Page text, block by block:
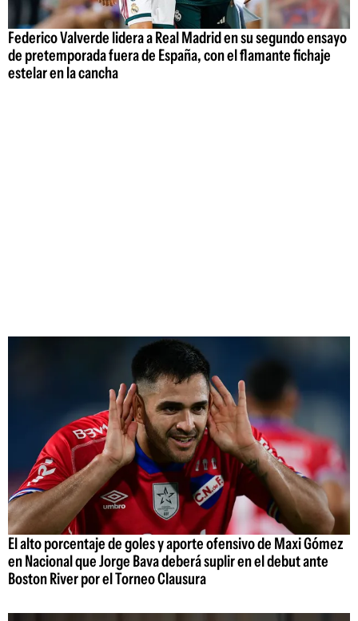
Federico Valverde lidera a Real Madrid en su segundo ensayo
de pretemporada fuera de España, con el flamante fichaje
estelar en la cancha
El alto porcentaje de goles y aporte ofensivo de Maxi Gómez
en Nacional que Jorge Bava deberá suplir en el debut ante
Boston River por el Torneo Clausura